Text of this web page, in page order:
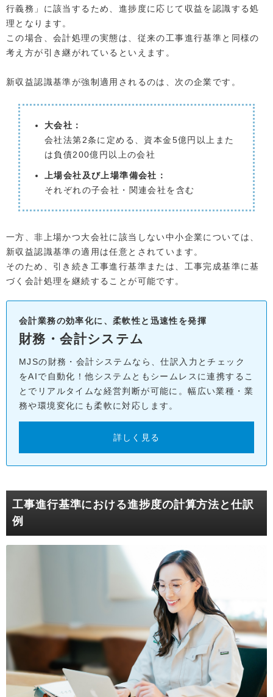
行義務」に該当するため、進捗度に応じて収益を認識する処
理となります。
この場合、会計処理の実態は、従来の工事進行基準と同様の
考え方が引き継がれているといえます。
新収益認識基準が強制適用されるのは、次の企業です。
大会社：
会社法第2条に定める、資本金5億円以上また
は負債200億円以上の会社
上場会社及び上場準備会社：
それぞれの子会社・関連会社を含む
一方、非上場かつ大会社に該当しない中小企業については、
新収益認識基準の適用は任意とされています。
そのため、引き続き工事進行基準または、工事完成基準に基
づく会計処理を継続することが可能です。
会計業務の効率化に、柔軟性と迅速性を発揮
財務・会計システム
MJSの財務・会計システムなら、仕訳入力とチェック
をAIで自動化！他システムともシームレスに連携するこ
とでリアルタイムな経営判断が可能に。幅広い業種・業
務や環境変化にも柔軟に対応します。
詳しく見る
工事進行基準における進捗度の計算方法と仕訳
例